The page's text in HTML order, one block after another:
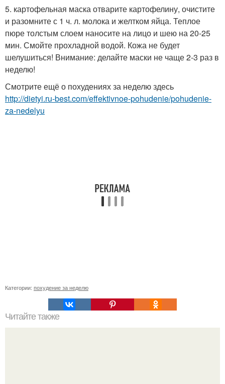
5. картофельная маска отварите картофелину, очистите
и разомните с 1 ч. л. молока и желтком яйца. Теплое
пюре толстым слоем наносите на лицо и шею на 20-25
мин. Смойте прохладной водой. Кожа не будет
шелушиться! Внимание: делайте маски не чаще 2-3 раз в
неделю!
Смотрите ещё о похудениях за неделю здесь
http://dietyi.ru-best.com/effektivnoe-pohudenie/pohudenie-
za-nedelyu
Категории: похудение за неделю
Читайте также